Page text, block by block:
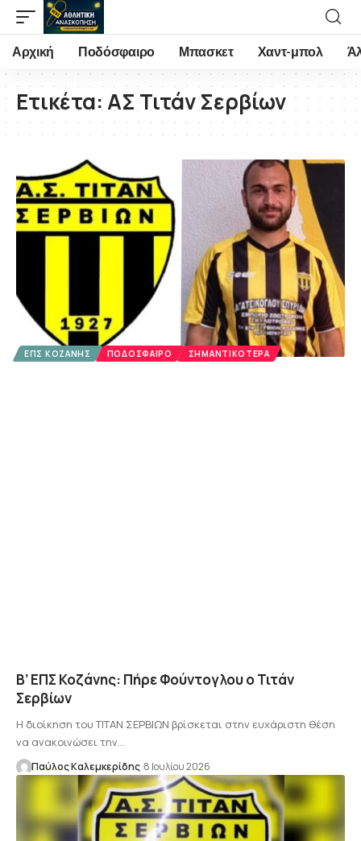
Αρχική Ποδόσφαιρο Μπασκετ Χαντ-μπολ
Ετικέτα:ΑΣ Τιτάν Σερβίων
ΕΠΣ ΚΟΖΆΝΗΣ ΠΟΔΌΣΦΑΙΡΟ ΣΗΜΑΝΤΙΚΌΤΕΡΑ
Β’ ΕΠΣ Κοζάνης: Πήρε Φούντογλου ο Τιτάν
Σερβίων
Η διοίκηση του ΤΙΤΑΝ ΣΕΡΒΙΩΝ βρίσκεται στην ευχάριστη θέση
να ανακοινώσει την…
Παύλος Καλεμκερίδης 8 Ιουλίου 2026